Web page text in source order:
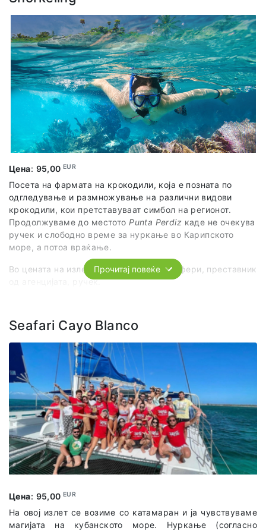
поминуваат над бујните шуми, плантажите на кафе,
езерото San Juan или селото. Пешачиме по главните
улици на комуната, се дружиме со топлите и
гостољубиви локалци, а по ручекот, одиме да се
бањаме во кристално чистите води на езерото San Juan,
опкружено со зимзелена шума.
Цена: 95,00EUR
Посета на фармата на крокодили, која е позната по
одгледување и размножување на различни видови
крокодили, кои претставуваат симбол на регионот.
Продолжуваме до местотоPunta Perdiz каде не очекува
ручек и слободно време за нуркање во Карипското
море, а потоа враќање.
Во цената на излетот е вклучено: трансфери, преставник
од агенцијата, ручек.
Прочитај повеќе
Seafari Cayo Blanco
Цена: 95,00EUR
На овој излет се возиме со катамаран и ја чувствуваме
магијата на кубанското море. Нуркање (согласно